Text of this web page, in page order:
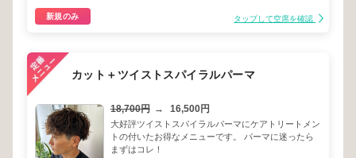
新規のみ タップして空席を確認
カット＋ツイストスパイラルパーマ
18,700円 → 16,500円
大好評ツイストスパイラルパーマにケアトリートメン
トの付いたお得なメニューです。 パーマに迷ったら
まずはコレ！